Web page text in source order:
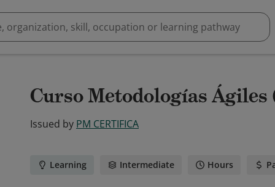
Curso Metodologías Ágiles
Issued by PM CERTIFICA
Learning Intermediate Hours